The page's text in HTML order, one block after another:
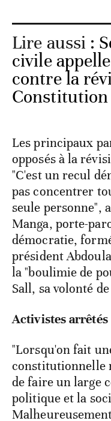
Lire aussi :
civile
contre la
Constitution
Les principaux
opposés à la
"C'est un recul
pas concentrer
seule personne",
Manga, porte-
démocratie,
président
la "boulimie de
Sall, sa volonté
Activistes arrêtés
"Lorsqu'on fait
constitutionnelle
de faire un large
politique et la